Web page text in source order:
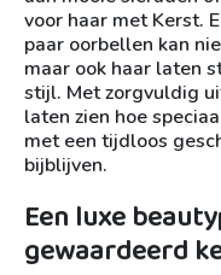
voor haar met Kerst.
paar oorbellen kan
maar ook haar laten
stijl. Met zorgvuldig
laten zien hoe
met een tijdloos
bijblijven.
Een luxe
gewaardeerd